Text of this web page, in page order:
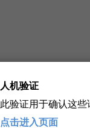
人机验证
此验证用于确认这
点击进入页面